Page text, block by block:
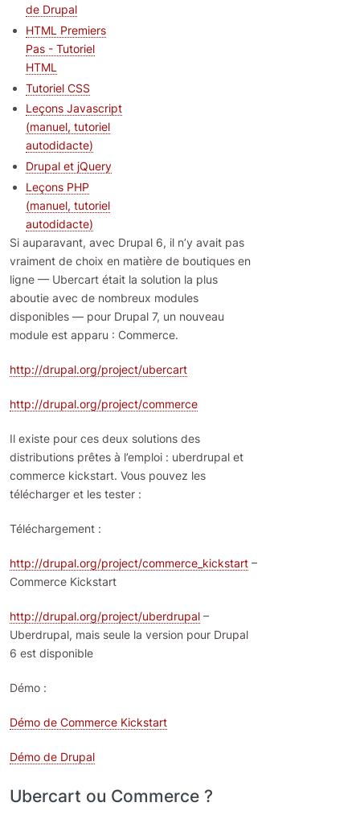
de Drupal
HTML Premiers
Pas - Tutoriel
HTML
Tutoriel CSS
Leçons Javascript
(manuel, tutoriel
autodidacte)
Drupal et jQuery
Leçons PHP
(manuel, tutoriel
autodidacte)
Si auparavant, avec Drupal 6, il n’y avait pas
vraiment de choix en matière de boutiques en
ligne — Ubercart était la solution la plus
aboutie avec de nombreux modules
disponibles — pour Drupal 7, un nouveau
module est apparu : Commerce.
http://drupal.org/project/ubercart
http://drupal.org/project/commerce
Il existe pour ces deux solutions des
distributions prêtes à l’emploi : uberdrupal et
commerce kickstart. Vous pouvez les
télécharger et les tester :
Téléchargement :
http://drupal.org/project/commerce_kickstart –
Commerce Kickstart
http://drupal.org/project/uberdrupal –
Uberdrupal, mais seule la version pour Drupal
6 est disponible
Démo :
Démo de Commerce Kickstart
Démo de Drupal
Ubercart ou Commerce ?